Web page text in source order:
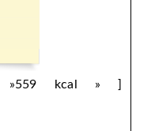
»559 kcal » ]